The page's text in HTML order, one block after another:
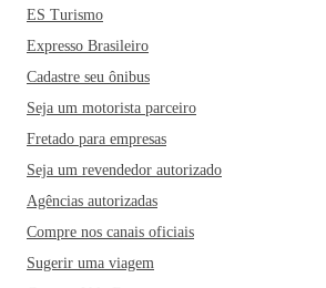
ES Turismo
Expresso Brasileiro
Cadastre seu ônibus
Seja um motorista parceiro
Fretado para empresas
Seja um revendedor autorizado
Agências autorizadas
Compre nos canais oficiais
Sugerir uma viagem